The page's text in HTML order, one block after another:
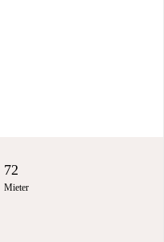
72
Mieter